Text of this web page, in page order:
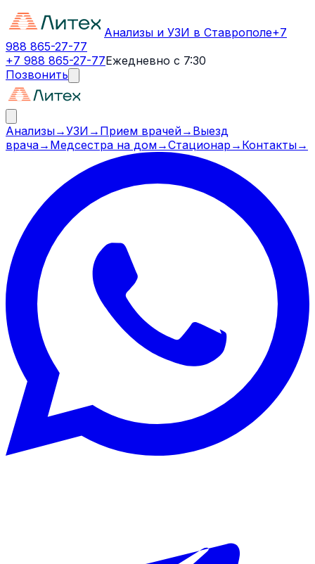
Анализы и УЗИ в Ставрополе+7
988 865-27-77
+7 988 865-27-77Ежедневно с 7:30
Позвонить
Анализы→УЗИ → Прием врачей→ Выезд
врача→ Медсестра на дом→Стационар → Контакты→